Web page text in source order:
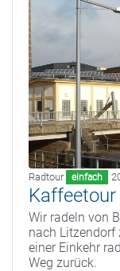
Radtour einfach
Wir radeln von
nach Litzendorf
einer Einkehr
Weg zurück.